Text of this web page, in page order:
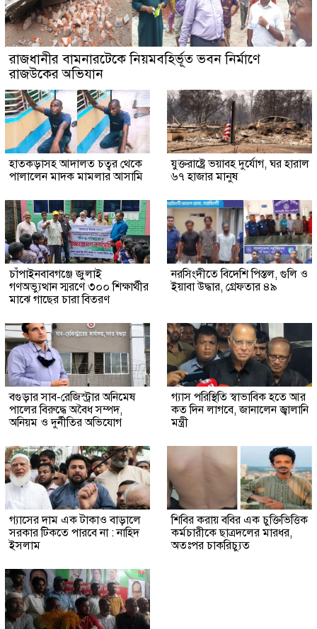
রাজধানীর বামনারটেকে নিয়মবহির্ভূত ভবন নির্মাণে
রাজউকের অভিযান
হাতকড়াসহ আদালত চত্বর থেকে
পালালেন মাদক মামলার আসামি
যুক্তরাষ্ট্রে ভয়াবহ দুর্যোগ, ঘর হারাল
৬৭ হাজার মানুষ
চাঁপাইনবাবগঞ্জে জুলাই
গণঅভ্যুত্থান স্মরণে ৩০০ শিক্ষার্থীর
মাঝে গাছের চারা বিতরণ
নরসিংদীতে বিদেশি পিস্তল, গুলি ও
ইয়াবা উদ্ধার, গ্রেফতার ৪৯
বগুড়ার সাব-রেজিস্ট্রার অনিমেষ
পালের বিরুদ্ধে অবৈধ সম্পদ,
অনিয়ম ও দুর্নীতির অভিযোগ
গ্যাস পরিস্থিতি স্বাভাবিক হতে আর
কত দিন লাগবে, জানালেন জ্বালানি
মন্ত্রী
গ্যাসের দাম এক টাকাও বাড়ালে
সরকার টিকতে পারবে না : নাহিদ
ইসলাম
শিবির করায় ববির এক চুক্তিভিত্তিক
কর্মচারীকে ছাত্রদলের মারধর,
অতঃপর চাকরিচ্যুত